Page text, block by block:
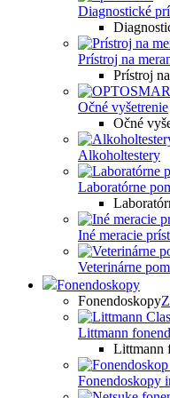
Diagnostické
Prístroj na
Prístroj
Očné vyšetrenie
Očné
Alkoholtestery
Laboratórne
Iné meracie
Veterinárne
Fonendoskopy
Fonendoskopy
Littmann
Littmann
Fonendoskopy